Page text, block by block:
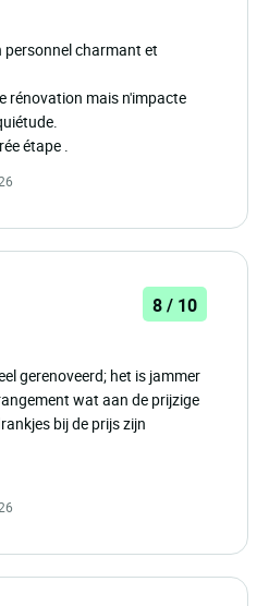
charmant et
rénovation mais n'impacte
étape .
8 / 10
gerenoveerd; het is jammer
wat aan de prijzige
bij de prijs zijn